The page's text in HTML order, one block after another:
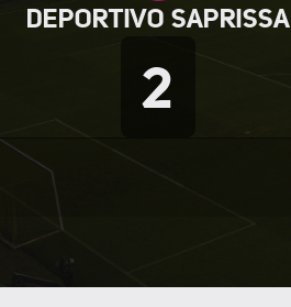
DEPORTIVO SAPRISSA
2